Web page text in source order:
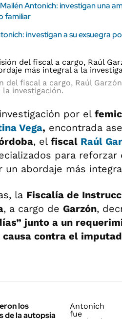
Antonich: investigan una
familiar
investigan a su exsuegra
del fiscal a cargo, Raúl
la investigación.
por el
Vega, encontrada
, el fiscal Raúl
para reforzar
un abordaje más
la Fiscalía de
, a cargo de Garzón,
junto a un
contra el
los
de la autopsia